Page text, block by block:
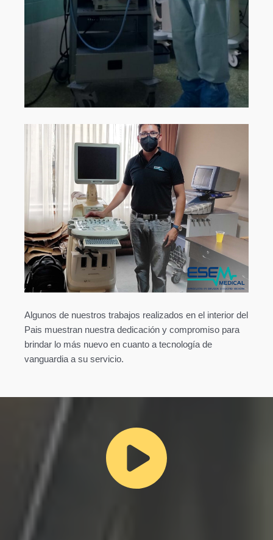
Algunos de nuestros trabajos realizados en el interior del
Pais muestran nuestra dedicación y compromiso para
brindar lo más nuevo en cuanto a tecnología de
vanguardia a su servicio.